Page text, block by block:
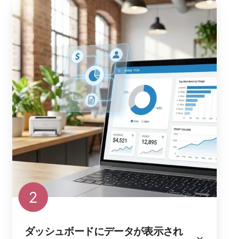
2
ダッシュボードにデータが表示され